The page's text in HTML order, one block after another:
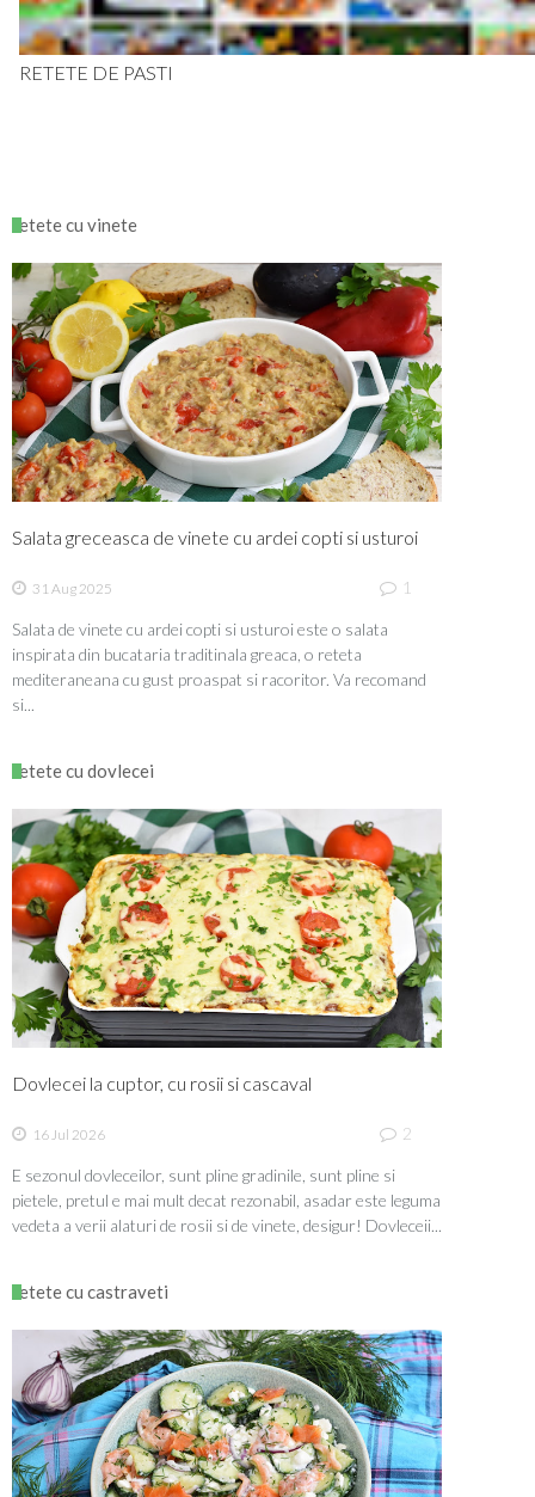
RETETE DE PASTI
retete cu vinete
Salata greceasca de vinete cu ardei copti si usturoi
31 Aug 2025 1
Salata de vinete cu ardei copti si usturoi este o salata
inspirata din bucataria traditinala greaca, o reteta
mediteraneana cu gust proaspat si racoritor. Va recomand
si...
retete cu dovlecei
Dovlecei la cuptor, cu rosii si cascaval
16 Jul 2026 2
E sezonul dovleceilor, sunt pline gradinile, sunt pline si
pietele, pretul e mai mult decat rezonabil, asadar este leguma
vedeta a verii alaturi de rosii si de vinete, desigur! Dovleceii...
retete cu castraveti